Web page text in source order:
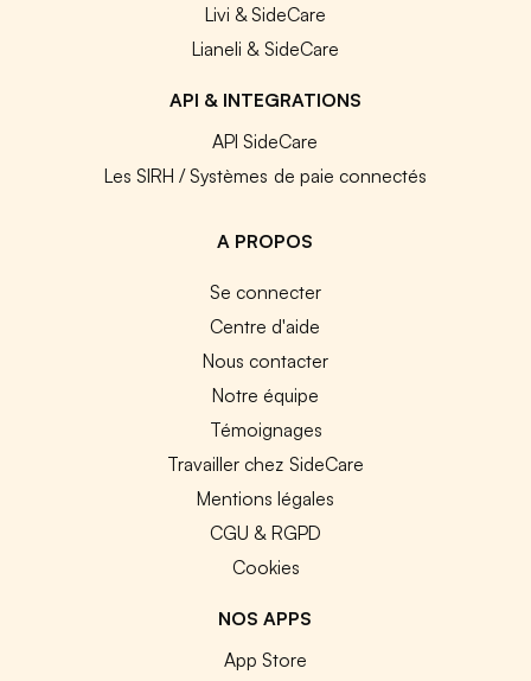
Livi & SideCare
Lianeli & SideCare
API & INTEGRATIONS
API SideCare
Les SIRH / Systèmes de paie connectés
A PROPOS
Se connecter
Centre d'aide
Nous contacter
Notre équipe
Témoignages
Travailler chez SideCare
Mentions légales
CGU & RGPD
Cookies
NOS APPS
App Store